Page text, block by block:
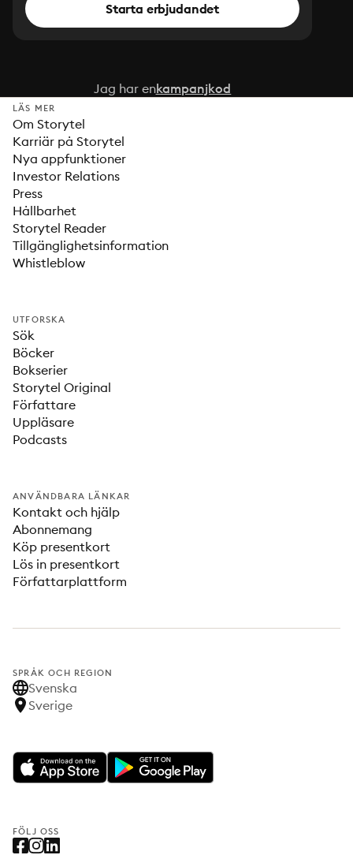
Starta erbjudandet
Jag har enkampanjkod
LÄS MER
Om Storytel
Karriär på Storytel
Nya appfunktioner
Investor Relations
Press
Hållbarhet
Storytel Reader
Tillgänglighetsinformation
Whistleblow
UTFORSKA
Sök
Böcker
Bokserier
Storytel Original
Författare
Uppläsare
Podcasts
ANVÄNDBARA LÄNKAR
Kontakt och hjälp
Abonnemang
Köp presentkort
Lös in presentkort
Författarplattform
SPRÅK OCH REGION
Svenska
Sverige
FÖLJ OSS